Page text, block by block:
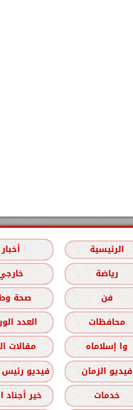
الرئيسية أخبار
رياضة
فن
صحة
محافظات
العدد
وا إسلاماه
مقالات
فيديو الزمان
فيديو رئيس
خدمات
خير أجناد